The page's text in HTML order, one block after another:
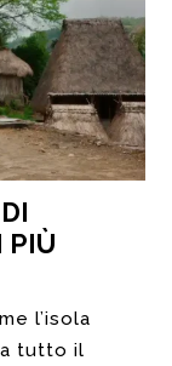
PIÙ
l’isola
tutto il